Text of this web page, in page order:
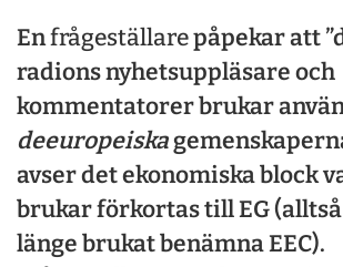
Enfrågeställarepåpekar att
radions nyhetsuppläsare och
kommentatorer brukar
deeuropeiska
avser det ekonomiska block
brukar förkortas till EG
länge brukat benämna EEC).